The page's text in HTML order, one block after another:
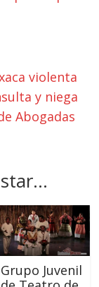
violenta
y niega
Abogadas
Grupo Juvenil